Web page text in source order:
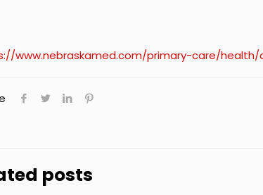
www.nebraskamed.com/primary-care/
posts